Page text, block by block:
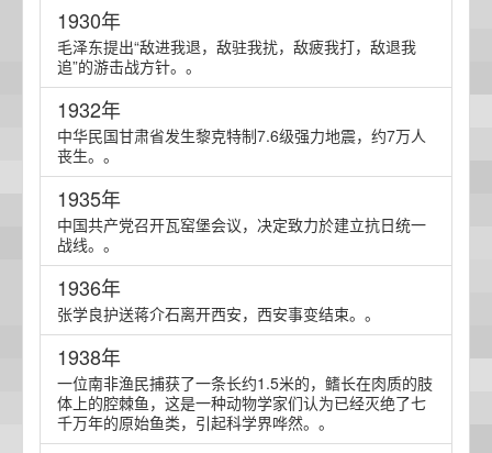
1930年
毛泽东提出“敌进我退，敌驻我扰，敌疲我打，敌退我
追”的游击战方针。。
1932年
中华民国甘肃省发生黎克特制7.6级强力地震，约7万人
丧生。。
1935年
中国共产党召开瓦窑堡会议，决定致力於建立抗日统一
战线。。
1936年
张学良护送蒋介石离开西安，西安事变结束。。
1938年
一位南非渔民捕获了一条长约1.5米的，鳍长在肉质的肢
体上的腔棘鱼，这是一种动物学家们认为已经灭绝了七
千万年的原始鱼类，引起科学界哗然。。